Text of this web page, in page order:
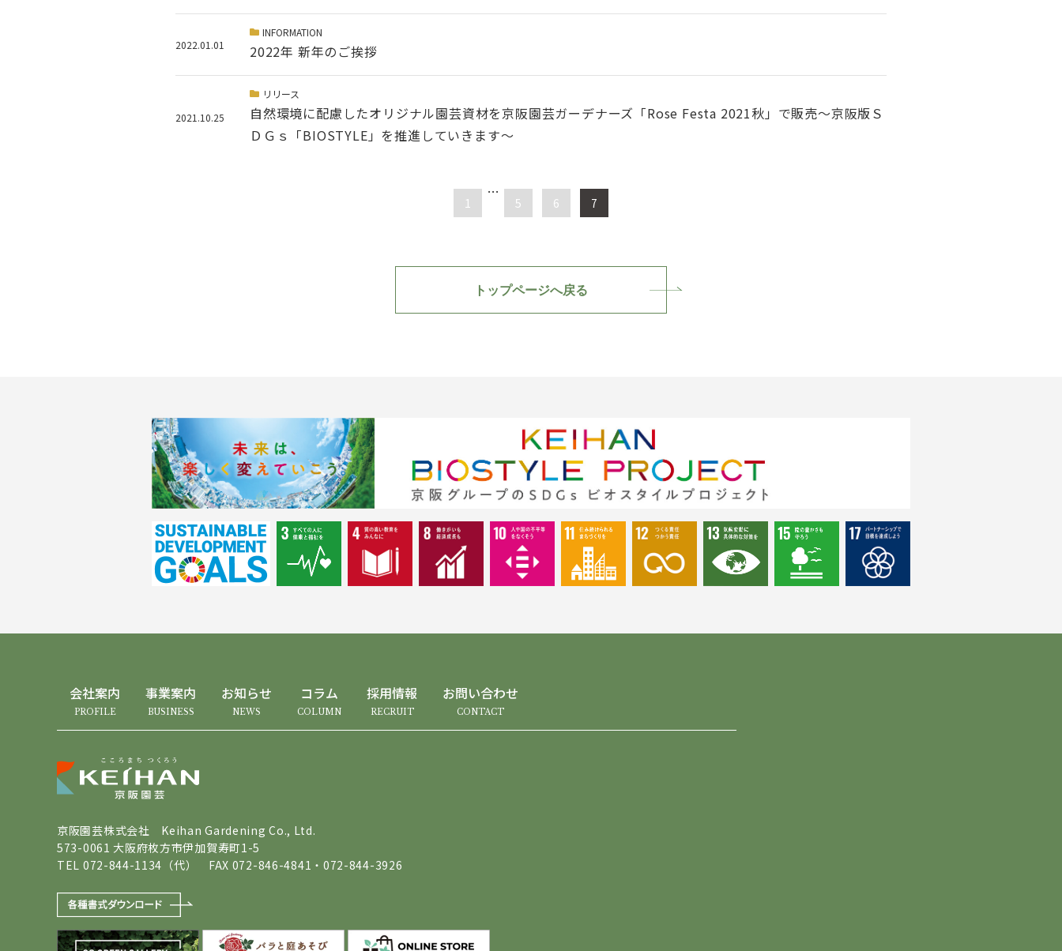
2022.01.01
INFORMATION
2022年 新年のご挨拶
2021.10.25
リリース
自然環境に配慮したオリジナル園芸資材を京阪園芸ガーデナーズ「Rose Festa 2021秋」で販売～京阪版Ｓ
ＤＧｓ「BIOSTYLE」を推進していきます～
1
…
5 6 7
トップページへ戻る
会社案内
PROFILE
事業案内
BUSINESS
お知らせ
NEWS
コラム
COLUMN
採用情報
RECRUIT
お問い合わせ
CONTACT
京阪園芸株式会社 Keihan Gardening Co., Ltd.
573-0061 大阪府枚方市伊加賀寿町1-5
TEL 072-844-1134（代） FAX 072-846-4841・072-844-3926